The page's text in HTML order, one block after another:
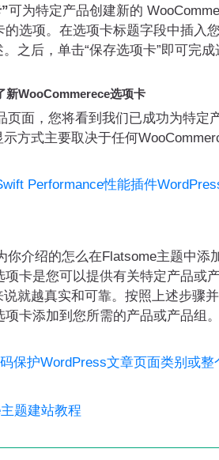
可为特定产品创建新的
的选项。在选项卡标题字段中插入
之后，单击“保存选项卡”即可完成
新WooCommerece选项卡
，您将看到我们已成功为特定产
方式主要取决于任何
Performance性能插件
绍的怎么在Flatsome主题中添
项卡是您可以提供有关特定产品或
就越真实和可靠。按照上述步骤
卡添加到您所需的产品或产品组。
保护WordPress文章页面类别或整
题建站教程